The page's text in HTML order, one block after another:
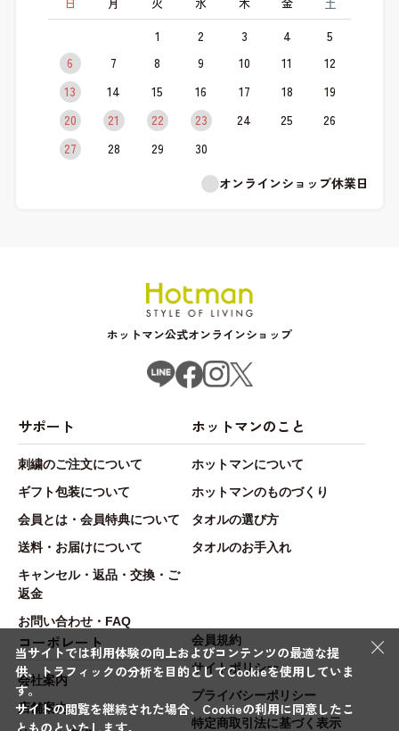
1 2 3 4
5
6
7 8 9 10 11
12
13
14 15 16 17 18
19
20
21 22 23 24 25
26
27
28 29
30
オンラインショップ休業日
ホットマン公式オンラインショップ
サポート
刺繍のご注文について
ギフト包装について
会員とは・会員特典について
送料・お届けについて
キャンセル・返品・交換・ご
返金
お問い合わせ・FAQ
ホットマンのこと
ホットマンについて
ホットマンのものづくり
タオルの選び方
タオルのお手入れ
コーポレート
会社案内
店舗案内
会員規約
サイトポリシー
プライバシーポリシー
特定商取引法に基づく表示
×
当サイトでは利用体験の向上およびコンテンツの最適な提
供、トラフィックの分析を目的としてCookieを使用していま
す。
サイトの閲覧を継続された場合、Cookieの利用に同意したこ